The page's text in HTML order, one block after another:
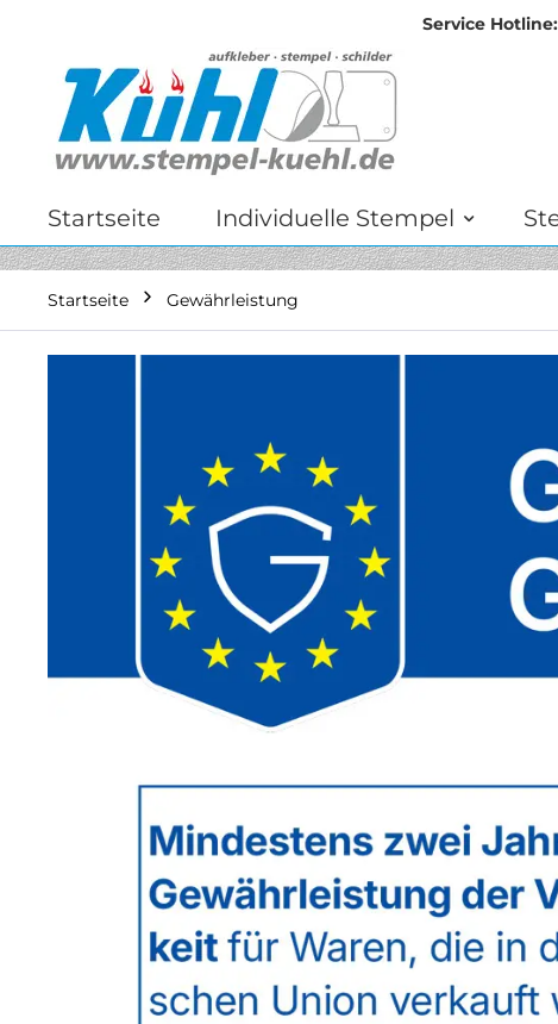
Service Hotline:
springen
Startseite Individuelle Stempel
Startseite Gewährleistung